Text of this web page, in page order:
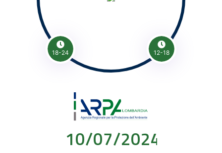
18-24 12-18
10/07/2024